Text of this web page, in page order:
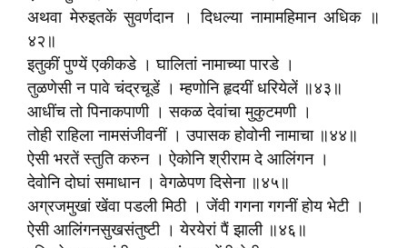
अथवा मेरुइतकें सुवर्णदान । दिधल्या नामामहिमान अधिक ॥
४२॥
इतुकीं पुण्यें एकीकडे । घालितां नामाच्या पारडे ।
तुळणेसी न पावे चंद्रचूडें । म्हणोनि हृदयीं धरियेलें ॥४३॥
आधींच तो पिनाकपाणी । सकळ देवांचा मुकुटमणी ।
तोही राहिला नामसंजीवनीं । उपासक होवोनी नामाचा ॥४४॥
ऐसी भरतें स्तुति करुन । ऐकोनि श्रीराम दे आलिंगन ।
देवोनि दोघां समाधान । वेगळेपण दिसेना ॥४५॥
अग्रजमुखां खेंवा पडली मिठी । जेंवी गगना गगनीं होय भेटी ।
ऐसी आलिंगनसुखसंतुष्टी । येरयेरां पैं झाली ॥४६॥